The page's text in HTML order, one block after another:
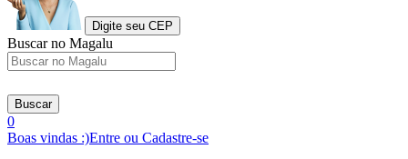
Digite seu CEP
Buscar no Magalu
Buscar
0
Boas vindas :)Entre ou Cadastre-se